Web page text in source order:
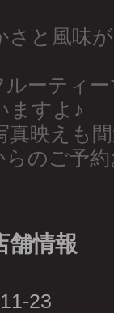
さと風味
ーティ
ますよ♪
真映えも
のご予
舗情報
23